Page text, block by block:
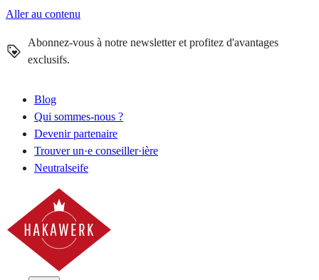
Aller au contenu
Abonnez-vous à notre newsletter et profitez d'avantages
exclusifs.
Blog
Qui sommes-nous ?
Devenir partenaire
Trouver un·e conseiller·ière
Neutralseife